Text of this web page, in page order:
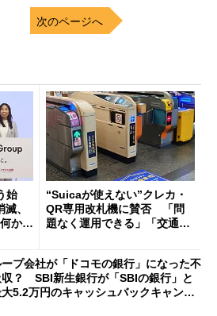
次のページへ
始
、
か解
“Suicaが使えない”クレカ・
QR専用改札機に賛否 「問
題なく運用できる」「交通系I
プ会社が「ドコモの銀行」になった不
収？ SBI新生銀行が「SBIの銀行」と
大5.2万円のキャッシュバックキャンペ